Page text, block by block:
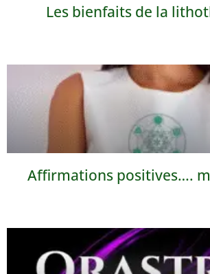
Les bienfaits de la
Affirmations positives….